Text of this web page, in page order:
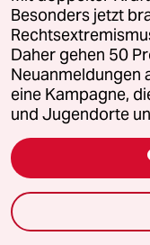
abo
genossenschaft
taz zahl ich
recherchefonds
panterstiftung
Besonders jetzt
Daher gehen 50
Neuanmeldungen
eine Kampagne,
und Jugendorte